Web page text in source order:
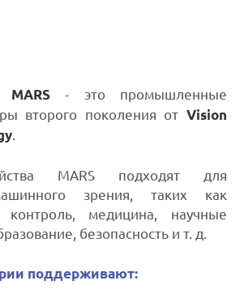
MARS- это промышленные
второго поколения от Vision
MARS подходят для
зрения, таких как
медицина, научные
безопасность и т. д.
поддерживают: